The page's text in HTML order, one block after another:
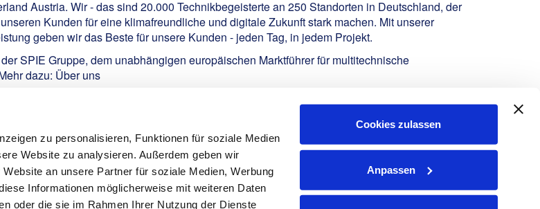
zu personalisieren, Funktionen für soziale Medien
Website zu analysieren. Außerdem geben wir
an unsere Partner für soziale Medien, Werbung
Informationen möglicherweise mit weiteren Daten
oder die sie im Rahmen Ihrer Nutzung der Dienste
Cookies zulassen
Anpassen
Austria. Wir - das sind 20.000 Technikbegeisterte an 250 Standorten in Deutschland, der
Kunden für eine klimafreundliche und digitale Zukunft stark machen. Mit unserer
geben wir das Beste für unsere Kunden - jeden Tag, in jedem Projekt.
SPIE Gruppe, dem unabhängigen europäischen Marktführer für multitechnische
dazu: Über uns